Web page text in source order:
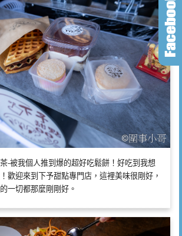
-被我個人推到爆的超好吃鬆餅！好吃到我想
歡迎來到下予甜點專門店，這裡美味很剛好，
一切都那麼剛剛好。